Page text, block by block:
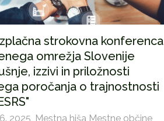
strokovna konferenca
omrežja Slovenije
izzivi in priložnosti
poročanja o trajnostnosti
2025, Mestna hiša Mestne občine